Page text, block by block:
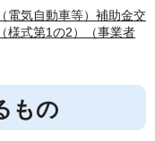
電気自動車等）補助金交
様式第1の2）（事業者
もの